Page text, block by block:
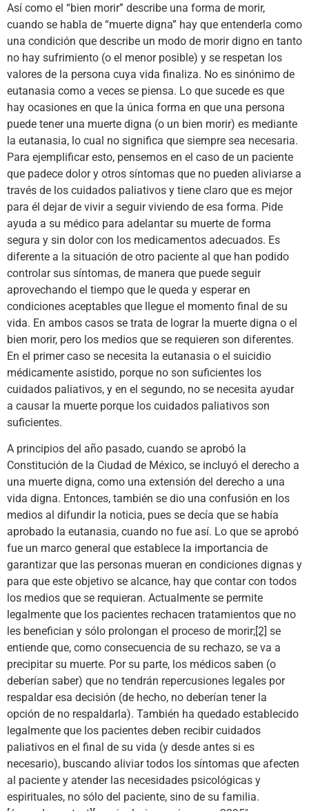
Así como el “bien morir” describe una forma de morir,
cuando se habla de “muerte digna” hay que entenderla como
una condición que describe un modo de morir digno en tanto
no hay sufrimiento (o el menor posible) y se respetan los
valores de la persona cuya vida finaliza. No es sinónimo de
eutanasia como a veces se piensa. Lo que sucede es que
hay ocasiones en que la única forma en que una persona
puede tener una muerte digna (o un bien morir) es mediante
la eutanasia, lo cual no significa que siempre sea necesaria.
Para ejemplificar esto, pensemos en el caso de un paciente
que padece dolor y otros síntomas que no pueden aliviarse a
través de los cuidados paliativos y tiene claro que es mejor
para él dejar de vivir a seguir viviendo de esa forma. Pide
ayuda a su médico para adelantar su muerte de forma
segura y sin dolor con los medicamentos adecuados. Es
diferente a la situación de otro paciente al que han podido
controlar sus síntomas, de manera que puede seguir
aprovechando el tiempo que le queda y esperar en
condiciones aceptables que llegue el momento final de su
vida. En ambos casos se trata de lograr la muerte digna o el
bien morir, pero los medios que se requieren son diferentes.
En el primer caso se necesita la eutanasia o el suicidio
médicamente asistido, porque no son suficientes los
cuidados paliativos, y en el segundo, no se necesita ayudar
a causar la muerte porque los cuidados paliativos son
suficientes.
A principios del año pasado, cuando se aprobó la
Constitución de la Ciudad de México, se incluyó el derecho a
una muerte digna, como una extensión del derecho a una
vida digna. Entonces, también se dio una confusión en los
medios al difundir la noticia, pues se decía que se había
aprobado la eutanasia, cuando no fue así. Lo que se aprobó
fue un marco general que establece la importancia de
garantizar que las personas mueran en condiciones dignas y
para que este objetivo se alcance, hay que contar con todos
los medios que se requieran. Actualmente se permite
legalmente que los pacientes rechacen tratamientos que no
les benefician y sólo prolongan el proceso de morir;[2] se
entiende que, como consecuencia de su rechazo, se va a
precipitar su muerte. Por su parte, los médicos saben (o
deberían saber) que no tendrán repercusiones legales por
respaldar esa decisión (de hecho, no deberían tener la
opción de no respaldarla). También ha quedado establecido
legalmente que los pacientes deben recibir cuidados
paliativos en el final de su vida (y desde antes si es
necesario), buscando aliviar todos los síntomas que afecten
al paciente y atender las necesidades psicológicas y
espirituales, no sólo del paciente, sino de su familia.